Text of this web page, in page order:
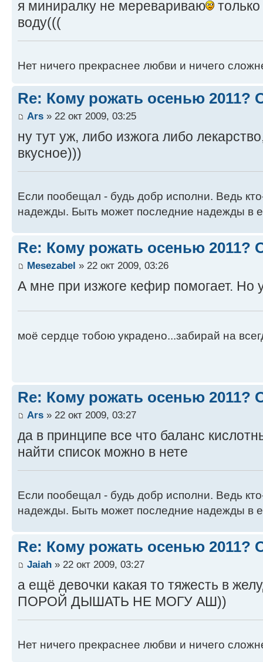
я миниралку не меревариваю
воду(((
Нет ничего прекраснее любви и ничего
Re: Кому рожать осенью 2011?
Ars » 22 окт 2009, 03:25
ну тут уж, либо изжога либо
вкусное)))
Если пообещал - будь добр исполни. Ведь
надежды. Быть может последние надежды в
Re: Кому рожать осенью 2011?
Mesezabel » 22 окт 2009, 03:26
А мне при изжоге кефир помогает. Но
моё сердце тобою украдено...забирай на
Re: Кому рожать осенью 2011?
Ars » 22 окт 2009, 03:27
да в принципе все что баланс
найти список можно в нете
Если пообещал - будь добр исполни. Ведь
надежды. Быть может последние надежды в
Re: Кому рожать осенью 2011?
Jaiah » 22 окт 2009, 03:27
а ещё девочки какая то тяжесть в
ПОРОЙ ДЫШАТЬ НЕ МОГУ АШ))
Нет ничего прекраснее любви и ничего